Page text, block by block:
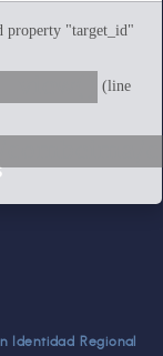
property "target_id"
(line
Identidad Regional